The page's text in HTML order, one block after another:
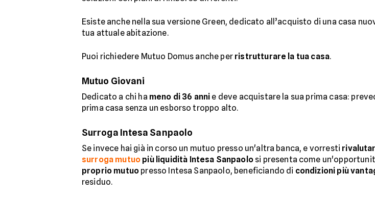
Esiste anche nella sua versione Green, dedicato all’acquisto di una casa
tua attuale abitazione.
Puoi richiedere Mutuo Domus anche per ristrutturare la tua casa.
Mutuo Giovani
Dedicato a chi ha meno di 36 anni e deve acquistare la sua prima casa:
prima casa senza un esborso troppo alto.
Surroga Intesa Sanpaolo
Se invece hai già in corso un mutuo presso un'altra banca, e vorresti
surroga mutuo più liquidità Intesa Sanpaolosi presenta come
proprio mutuo presso Intesa Sanpaolo, beneficiando di condizioni più
residuo.